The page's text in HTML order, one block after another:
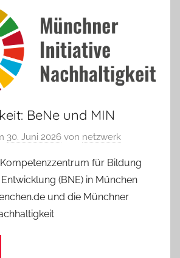
BeNe und MIN
30. Juni 2026 von netzwerk
für Bildung
(BNE) in München
und die Münchner